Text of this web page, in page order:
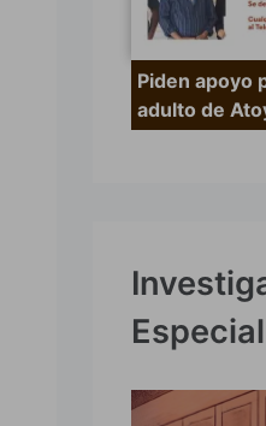
Piden apoyo
adulto de
Especial